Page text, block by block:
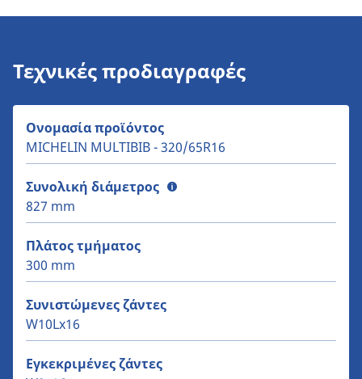
Τεχνικές προδιαγραφές
Ονομασία προϊόντος
MICHELIN MULTIBIB - 320/65R16
Συνολική διάμετρος
827 mm
Πλάτος τμήματος
300 mm
Συνιστώμενες ζάντες
W10Lx16
Εγκεκριμένες ζάντες